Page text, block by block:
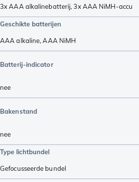
3x AAA alkalinebatterij,3x AAA NiMH-accu
Geschikte batterijen
AAA alkaline,AAA NiMH
Batterij-indicator
nee
Bakenstand
nee
Type lichtbundel
Gefocusseerde bundel